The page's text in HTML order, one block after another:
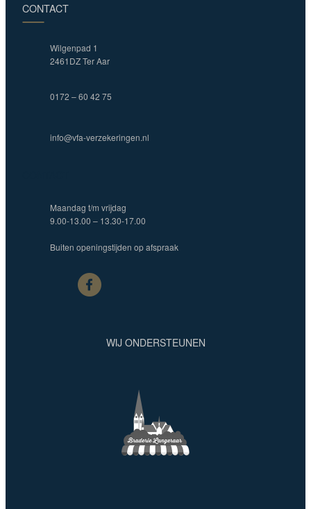
CONTACT
Wilgenpad 1
2461DZ Ter Aar
0172 – 60 42 75
info@vfa-verzekeringen.nl
Maandag t/m vrijdag
9.00-13.00 – 13.30-17.00
Buiten openingstijden op afspraak
WIJ ONDERSTEUNEN